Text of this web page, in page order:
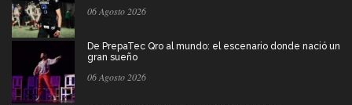
06 Agosto 2026
De PrepaTec Qro al mundo: el escenario donde nació un
gran sueño
06 Agosto 2026